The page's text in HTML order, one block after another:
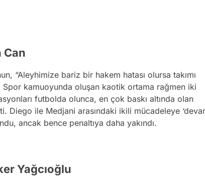
Can
“Aleyhimize bariz bir hakem hatası olursa takımı
Spor kamuoyunda oluşan kaotik ortama rağmen iki
futbolda olunca, en çok baskı altında olan
Diego ile Medjani arasındaki ikili mücadeleye
ancak bence penaltıya daha yakındı.
Yağcıoğlu